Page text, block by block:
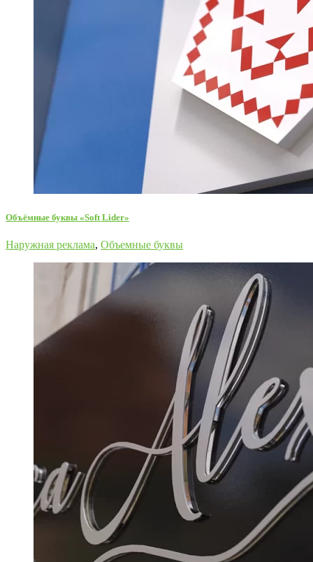
Объёмные буквы «Soft Lider»
Наружная реклама, Объемные буквы